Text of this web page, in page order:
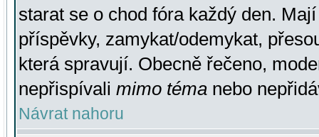
starat se o chod fóra každý den.
příspěvky, zamykat/odemykat,
která spravují. Obecně řečeno,
nepřispívali mimo téma nebo
Návrat nahoru